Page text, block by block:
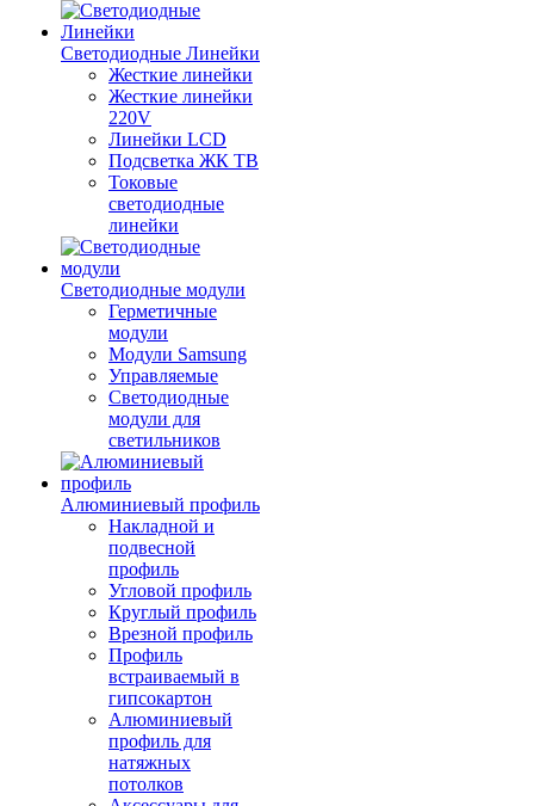
Светодиодные Линейки
Жесткие линейки
Жесткие линейки
220V
Линейки LCD
Подсветка ЖК ТВ
Токовые
светодиодные
линейки
Светодиодные модули
Герметичные
модули
Модули Samsung
Управляемые
Светодиодные
модули для
светильников
Алюминиевый профиль
Накладной и
подвесной
профиль
Угловой профиль
Круглый профиль
Врезной профиль
Профиль
встраиваемый в
гипсокартон
Алюминиевый
профиль для
натяжных
потолков